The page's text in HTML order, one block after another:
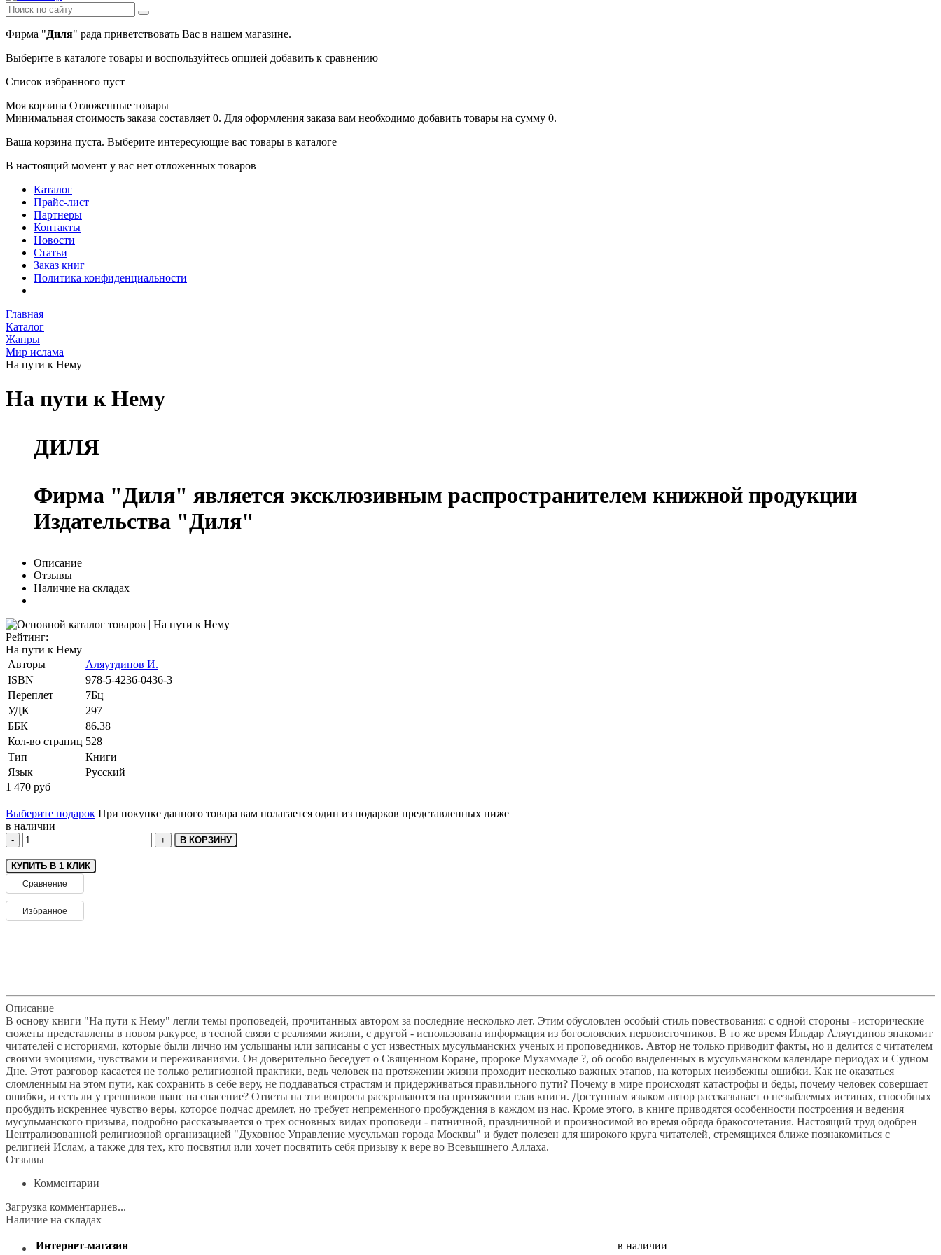
Фирма "Диля" рада приветствовать Вас в нашем магазине.
Выберите в каталоге товары и воспользуйтесь опцией добавить к сравнению
Список избранного пуст
Моя корзина Отложенные товары
Минимальная стоимость заказа составляет 0. Для оформления заказа вам необходимо добавить товары на сумму 0.
Ваша корзина пуста. Выберите интересующие вас товары в каталоге
В настоящий момент у вас нет отложенных товаров
Каталог
Прайс-лист
Партнеры
Контакты
Новости
Статьи
Заказ книг
Политика конфиденциальности
Главная
Каталог
Жанры
Мир ислама
На пути к Нему
На пути к Нему
ДИЛЯ
Фирма "Диля" является эксклюзивным распространителем книжной продукции
Издательства "Диля"
Описание
Отзывы
Наличие на складах
Рейтинг:
На пути к Нему
Авторы
Аляутдинов И.
ISBN
978-5-4236-0436-3
Переплет
7Бц
УДК
297
ББК
86.38
Кол-во страниц 528
Тип
Книги
Язык
Русский
1 470 руб
Выберите подарок При покупке данного товара вам полагается один из подарков представленных ниже
в наличии
В КОРЗИНУ
КУПИТЬ В 1 КЛИК
Сравнение
Избранное
Описание
В основу книги "На пути к Нему" легли темы проповедей, прочитанных автором за последние несколько лет. Этим обусловлен особый стиль повествования: с одной стороны - исторические
сюжеты представлены в новом ракурсе, в тесной связи с реалиями жизни, с другой - использована информация из богословских первоисточников. В то же время Ильдар Аляутдинов знакомит
читателей с историями, которые были лично им услышаны или записаны с уст известных мусульманских ученых и проповедников. Автор не только приводит факты, но и делится с читателем
своими эмоциями, чувствами и переживаниями. Он доверительно беседует о Священном Коране, пророке Мухаммаде ?, об особо выделенных в мусульманском календаре периодах и Судном
Дне. Этот разговор касается не только религиозной практики, ведь человек на протяжении жизни проходит несколько важных этапов, на которых неизбежны ошибки. Как не оказаться
сломленным на этом пути, как сохранить в себе веру, не поддаваться страстям и придерживаться правильного пути? Почему в мире происходят катастрофы и беды, почему человек совершает
ошибки, и есть ли у грешников шанс на спасение? Ответы на эти вопросы раскрываются на протяжении глав книги. Доступным языком автор рассказывает о незыблемых истинах, способных
пробудить искреннее чувство веры, которое подчас дремлет, но требует непременного пробуждения в каждом из нас. Кроме этого, в книге приводятся особенности построения и ведения
мусульманского призыва, подробно рассказывается о трех основных видах проповеди - пятничной, праздничной и произносимой во время обряда бракосочетания. Настоящий труд одобрен
Централизованной религиозной организацией "Духовное Управление мусульман города Москвы" и будет полезен для широкого круга читателей, стремящихся ближе познакомиться с
религией Ислам, а также для тех, кто посвятил или хочет посвятить себя призыву к вере во Всевышнего Аллаха.
Отзывы
Комментарии
Загрузка комментариев...
Наличие на складах
Интернет-магазин в наличии